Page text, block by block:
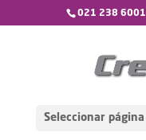
021 238 6001
Seleccionar página